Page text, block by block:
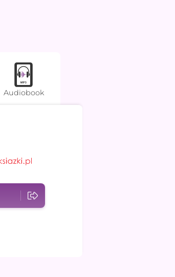
Audiobook